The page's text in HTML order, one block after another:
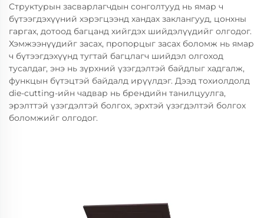
Структурын засварлагчдын сонголтууд нь ямар ч
бүтээгдэхүүний хэрэгцээнд хандах заклангууд, цонхны
гаргах, дотоод багцанд хийгдэх шийдэлүүдийг олгодог.
Хэмжээнүүдийг засах, пропорцыг засах боломж нь ямар
ч бүтээгдэхүүнд тугтай багцлагч шийдэл олгоход
тусалдаг, энэ нь зүрхний үзэгдэлтэй байдлыг хадгалж,
функцын бүтэцтэй байдалд ирүүлдэг. Дээд тохиолдолд
die-cutting-ийн чадвар нь брендийн танилцуулга,
эрэлттэй үзэгдэлтэй болгох, эрхтэй үзэгдэлтэй болгох
боломжийг олгодог.